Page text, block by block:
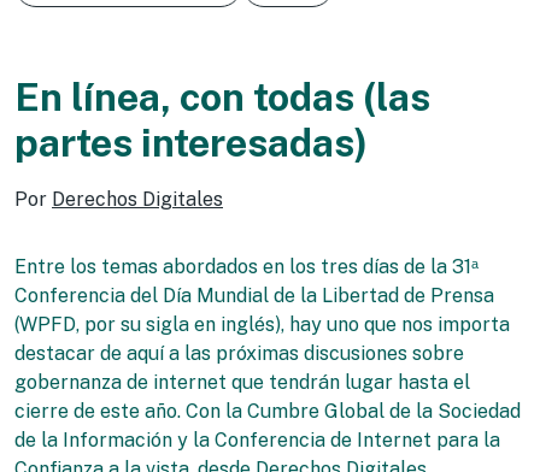
En línea, con todas (las
partes interesadas)
Por Derechos Digitales
Entre los temas abordados en los tres días de la 31‭ᵃ
Conferencia del Día Mundial de la Libertad de Prensa
(WPFD, por su sigla en inglés), hay uno que nos importa
destacar de aquí a las próximas discusiones sobre
gobernanza de internet que tendrán lugar hasta el
cierre de este año. Con la Cumbre Global de la Sociedad
de la Información y la Conferencia de Internet para la